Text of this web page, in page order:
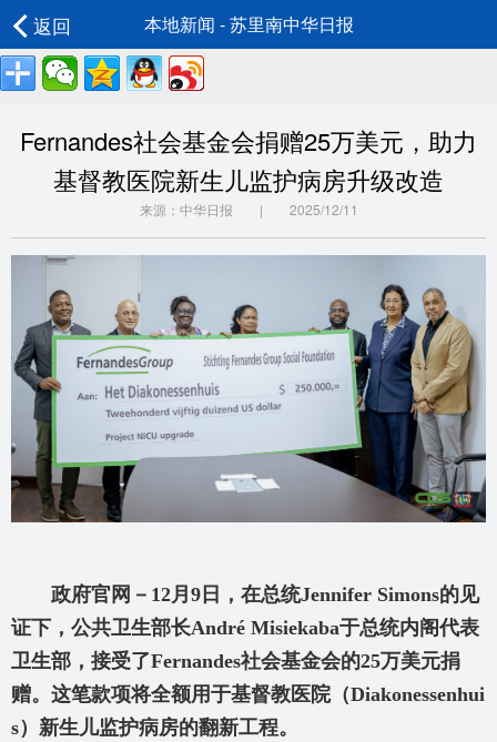
返回 本地新闻 - 苏里南中华日报
Fernandes社会基金会捐赠25万美元，助力
基督教医院新生儿监护病房升级改造
来源：中华日报 | 2025/12/11
政府官网－12月9 日，在总统Jennifer Simons的见
证下，公共卫生部长André Misiekaba于总统内阁代表
卫生部，接受了Fernandes社会基金会的25万美元捐
赠。这笔款项将全额用于基督教医院（Diakonessenhui
s）新生儿监护病房的翻新工程。